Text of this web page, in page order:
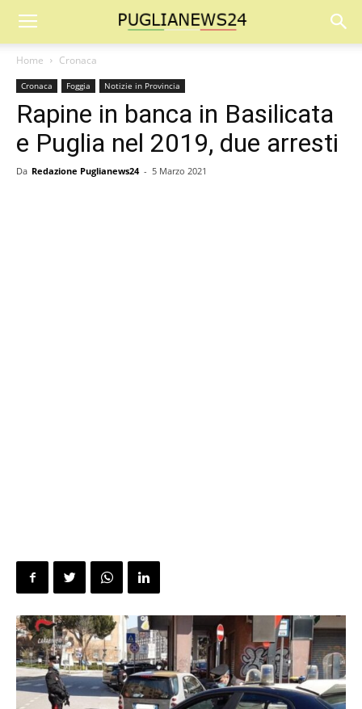
Home Cronaca
Cronaca Foggia Notizie in Provincia
Rapine in banca in Basilicata
e Puglia nel 2019, due arresti
Da Redazione Puglianews24 - 5 Marzo 2021